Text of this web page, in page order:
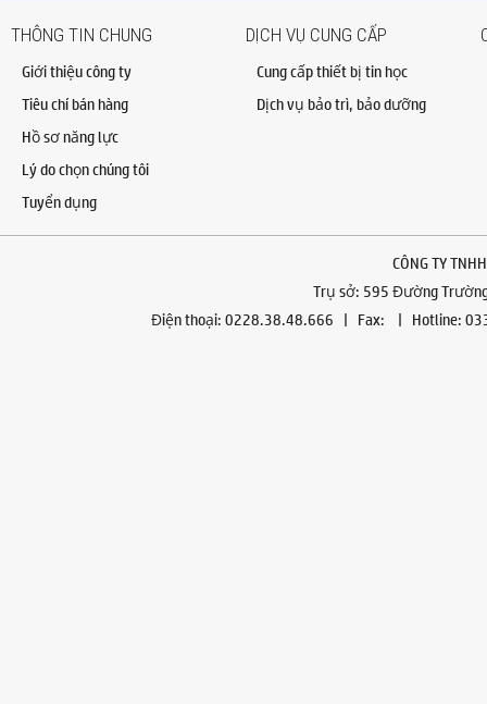
THÔNG TIN CHUNG
Giới thiệu công ty
Tiêu chí bán hàng
Hồ sơ năng lực
Lý do chọn chúng tôi
Tuyển dụng
DỊCH VỤ CUNG CẤP
Cung cấp thiết bị tin học
Dịch vụ bảo trì, bảo dưỡng
CÔNG TY
Trụ sở: 595 Đường
Điện thoại: 0228.38.48.666 | Fax: | Hotline: